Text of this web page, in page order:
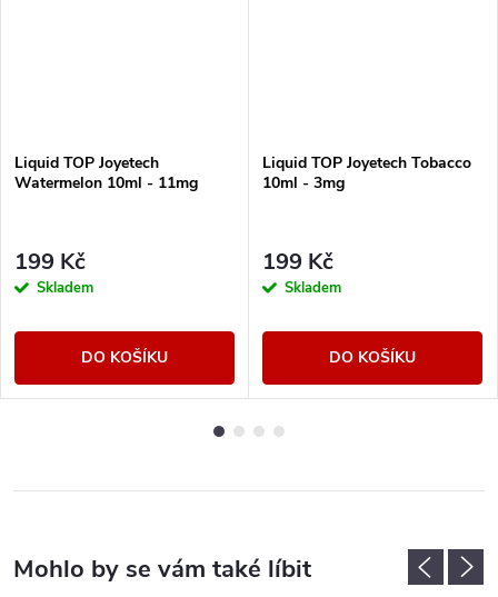
Liquid TOP Joyetech
Watermelon 10ml - 11mg
199 Kč
Skladem
DO KOŠÍKU
Liquid TOP Joyetech Tobacco
10ml - 3mg
199 Kč
Skladem
DO KOŠÍKU